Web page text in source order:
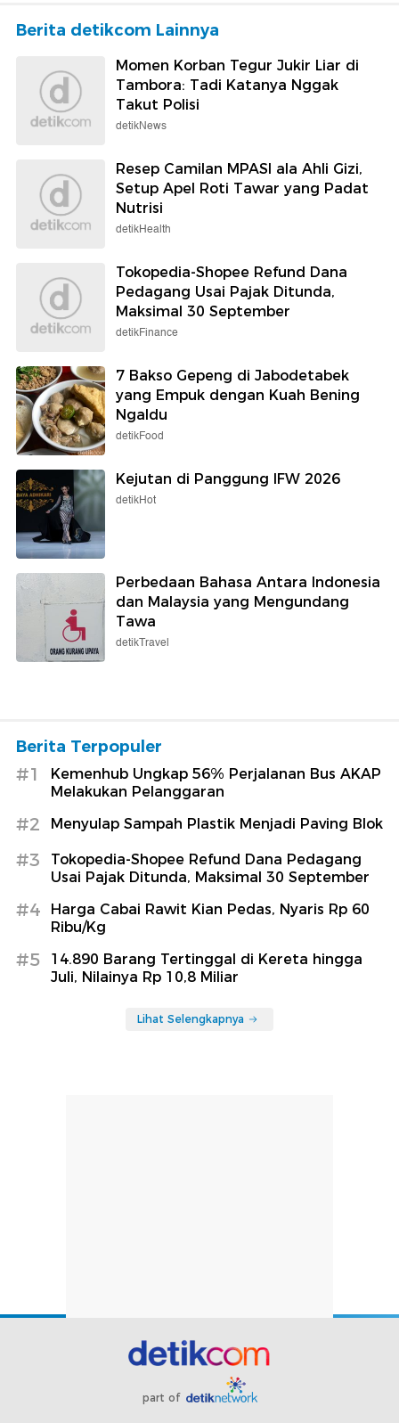
Berita detikcom Lainnya
Momen Korban Tegur Jukir Liar di
Tambora: Tadi Katanya Nggak
Takut Polisi
detikNews
Resep Camilan MPASI ala Ahli Gizi,
Setup Apel Roti Tawar yang Padat
Nutrisi
detikHealth
Tokopedia-Shopee Refund Dana
Pedagang Usai Pajak Ditunda,
Maksimal 30 September
detikFinance
7 Bakso Gepeng di Jabodetabek
yang Empuk dengan Kuah Bening
Ngaldu
detikFood
Kejutan di Panggung IFW 2026
detikHot
Perbedaan Bahasa Antara Indonesia
dan Malaysia yang Mengundang
Tawa
detikTravel
Berita Terpopuler
#1
Kemenhub Ungkap 56% Perjalanan Bus AKAP
Melakukan Pelanggaran
#2 Menyulap Sampah Plastik Menjadi Paving Blok
#3
Tokopedia-Shopee Refund Dana Pedagang
Usai Pajak Ditunda, Maksimal 30 September
#4
Harga Cabai Rawit Kian Pedas, Nyaris Rp 60
Ribu/Kg
#5
14.890 Barang Tertinggal di Kereta hingga
Juli, Nilainya Rp 10,8 Miliar
Lihat Selengkapnya
part of